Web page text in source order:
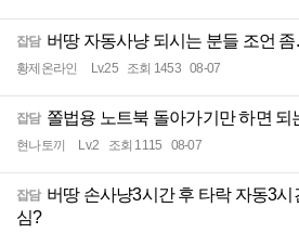
잡담 버땅 자동사냥 되시는 분들 조언 좀
황제온라인 Lv.25 조회 1453 08-07
잡담 쫄법용 노트북 돌아가기만 하면 되
현나토끼 Lv.2 조회 1115 08-07
잡담 버땅 손사냥3시간 후 타락 자동3시
심?